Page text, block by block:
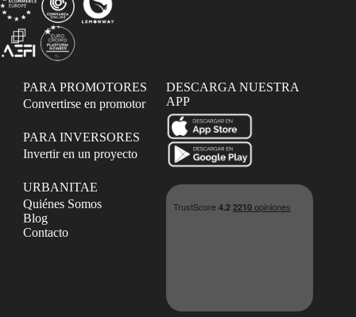
PARA PROMOTORES
Convertirse en promotor
PARA INVERSORES
Invertir en un proyecto
URBANITAE
Quiénes Somos
Blog
Contacto
DESCARGA NUESTRA
APP